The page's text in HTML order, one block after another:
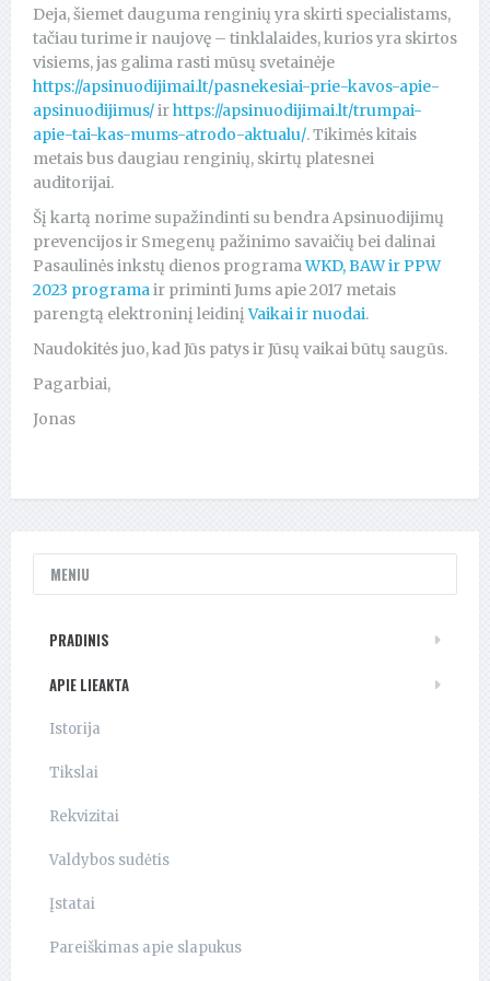
Deja, šiemet dauguma renginių yra skirti specialistams,
tačiau turime ir naujovę – tinklalaides, kurios yra skirtos
visiems, jas galima rasti mūsų svetainėje
https://apsinuodijimai.lt/pasnekesiai-prie-kavos-apie-
apsinuodijimus/irhttps://apsinuodijimai.lt/trumpai-
apie-tai-kas-mums-atrodo-aktualu/. Tikimės kitais
metais bus daugiau renginių, skirtų platesnei
auditorijai.
Šį kartą norime supažindinti su bendra Apsinuodijimų
prevencijos ir Smegenų pažinimo savaičių bei dalinai
Pasaulinės inkstų dienos programaWKD, BAW ir PPW
2023 programair priminti Jums apie 2017 metais
parengtą elektroninį leidinįVaikai ir nuodai.
Naudokitės juo, kad Jūs patys ir Jūsų vaikai būtų saugūs.
Pagarbiai,
Jonas
MENIU
PRADINIS
APIE LIEAKTA
Istorija
Tikslai
Rekvizitai
Valdybos sudėtis
Įstatai
Pareiškimas apie slapukus